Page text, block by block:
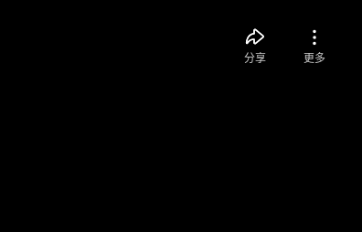
分享 更多